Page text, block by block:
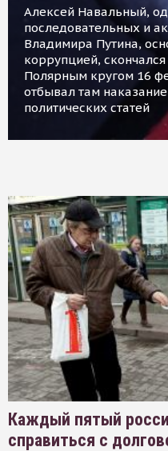
Алексей Навальный,
последовательных и
Владимира Путина,
коррупцией,
Полярным кругом 16
отбывал там
политических статей
Каждый пятый
справиться с